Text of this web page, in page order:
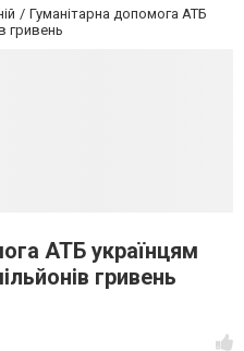
Гуманітарна допомога АТБ
гривень
АТБ українцям
гривень